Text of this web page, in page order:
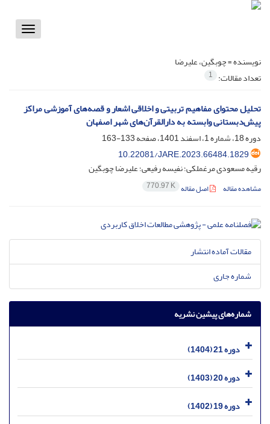
Toggle
نویسنده =چوبگین، علیرضا
تعداد مقالات: 1
تحلیل محتوای مفاهیم تربیتی و اخلاقی اشعار و قصه‌های آموزشی مراکز
پیش‌دبستانی وابسته به دارالقرآن‌های شهر اصفهان
دوره 18، شماره 1، اسفند 1401، صفحه
133-163
10.22081/JARE.2023.66484.1829
رقیه مسعودی مرغملکی؛ نفیسه رفیعی؛ علیرضا چوبگین
مشاهده مقاله اصل مقاله 770.97 K
مقالات آماده انتشار
شماره جاری
شماره‌های پیشین نشریه
دوره 21 (1404)
دوره 20 (1403)
دوره 19 (1402)